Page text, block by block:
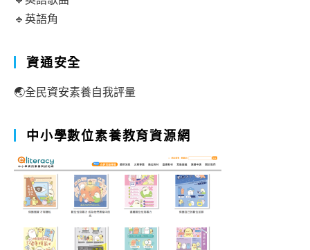
🔹英語角
資通安全
🌏全民資安素養自我評量
中小學數位素養教育資源網